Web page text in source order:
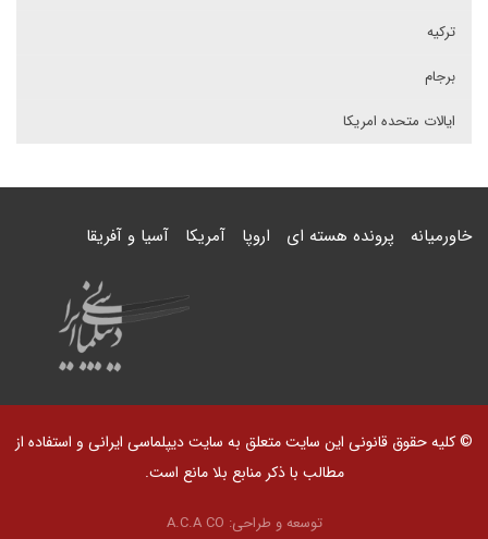
ترکیه
برجام
ایالات متحده امریکا
خاورمیانه پرونده هسته ای اروپا آمریکا آسیا و آفریقا
© کلیه حقوق قانونی این سایت متعلق به سایت دیپلماسی ایرانی و استفاده از
مطالب با ذکر منابع بلا مانع است.
توسعه و طراحی: A.C.A CO